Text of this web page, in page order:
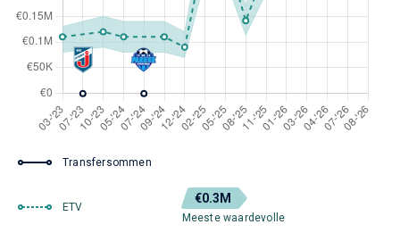
Transfersommen
ETV
€0.3M
Meeste waardevolle